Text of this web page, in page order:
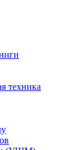
техника